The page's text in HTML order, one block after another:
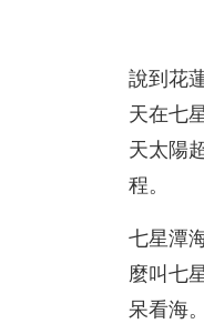
說到花
天在七
天太陽
程。
七星潭
麼叫七
呆看海。